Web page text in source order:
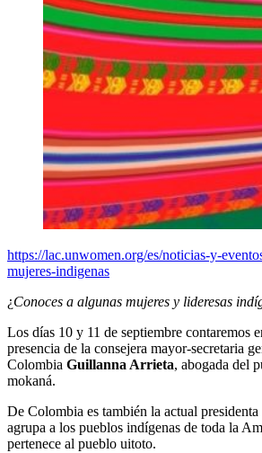
https://lac.unwomen.org/es/noticias-y-
mujeres-indigenas
¿Conoces a algunas mujeres y lideresas
Los días 10 y 11 de septiembre contaremos
presencia de la consejera mayor-secretaria
Colombia Guillanna Arrieta, abogada del
mokaná.
De Colombia es también la actual
agrupa a los pueblos indígenas de toda la
pertenece al pueblo uitoto.